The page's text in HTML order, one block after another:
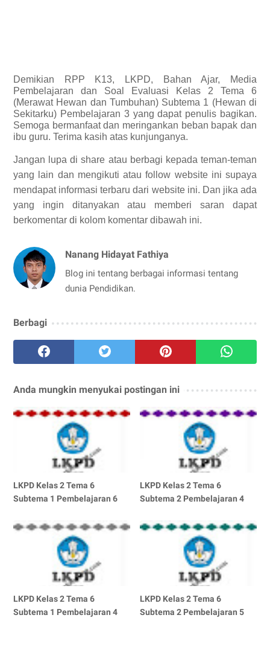
Demikian
RPP K13, LKPD, Bahan Ajar, Media
Pembelajaran dan Soal Evaluasi Kelas 2 Tema 6
(Merawat Hewan dan Tumbuhan) Subtema 1 (Hewan di
Sekitarku) Pembelajaran 3 yang dapat penulis bagikan.
Semoga bermanfaat dan meringankan beban bapak dan
ibu guru. Terima kasih atas kunjunganya.
Jangan lupa di share atau berbagi kepada teman-teman
yang lain dan mengikuti atau follow website ini supaya
mendapat informasi terbaru dari website ini. Dan jika ada
yang ingin ditanyakan atau memberi saran dapat
berkomentar di kolom komentar dibawah ini.
Nanang Hidayat Fathiya
Blog ini tentang berbagai informasi tentang
dunia Pendidikan.
Berbagi
Anda mungkin menyukai postingan ini
LKPD Kelas 2 Tema 6
Subtema 1 Pembelajaran 6
LKPD Kelas 2 Tema 6
Subtema 2 Pembelajaran 4
LKPD Kelas 2 Tema 6
Subtema 1 Pembelajaran 4
LKPD Kelas 2 Tema 6
Subtema 2 Pembelajaran 5